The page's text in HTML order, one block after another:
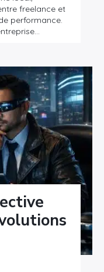
freelance et
performance.